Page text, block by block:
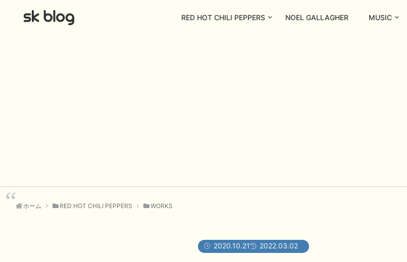
RED HOT CHILI PEPPERS NOEL GALLAGHER MUSIC
ホーム RED HOT CHILI PEPPERS WORKS
2020.10.21 2022.03.02